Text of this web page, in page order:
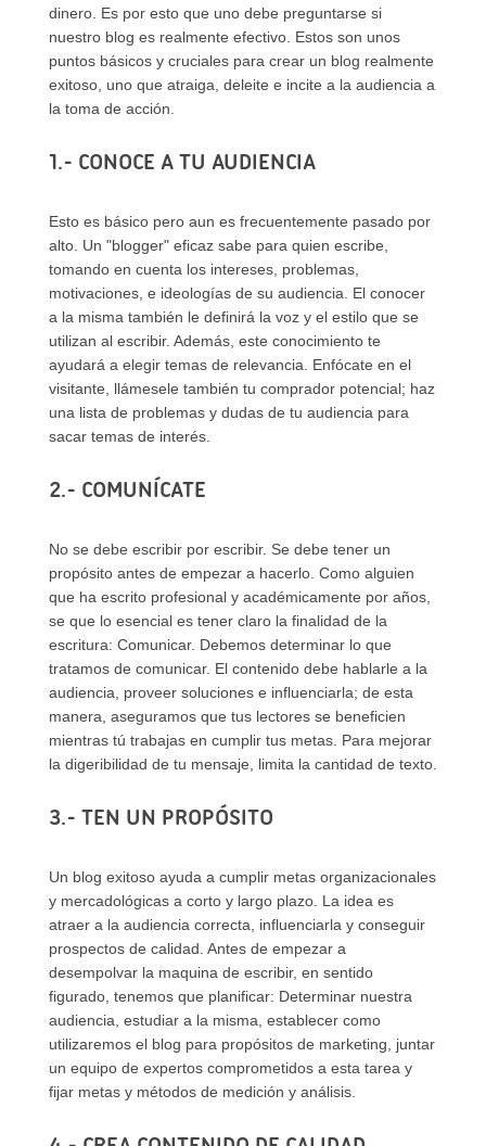
dinero. Es por esto que uno debe preguntarse si
nuestro blog es realmente efectivo. Estos son unos
puntos básicos y cruciales para crear un blog realmente
exitoso, uno que atraiga, deleite e incite a la audiencia a
la toma de acción.
1.- CONOCE A TU AUDIENCIA
Esto es básico pero aun es frecuentemente pasado por
alto. Un "blogger" eficaz sabe para quien escribe,
tomando en cuenta los intereses, problemas,
motivaciones, e ideologías de su audiencia. El conocer
a la misma también le definirá la voz y el estilo que se
utilizan al escribir. Además, este conocimiento te
ayudará a elegir temas de relevancia. Enfócate en el
visitante, llámesele también tu comprador potencial; haz
una lista de problemas y dudas de tu audiencia para
sacar temas de interés.
2.- COMUNÍCATE
No se debe escribir por escribir. Se debe tener un
propósito antes de empezar a hacerlo. Como alguien
que ha escrito profesional y académicamente por años,
se que lo esencial es tener claro la finalidad de la
escritura: Comunicar. Debemos determinar lo que
tratamos de comunicar. El contenido debe hablarle a la
audiencia, proveer soluciones e influenciarla; de esta
manera, aseguramos que tus lectores se beneficien
mientras tú trabajas en cumplir tus metas. Para mejorar
la digeribilidad de tu mensaje, limita la cantidad de texto.
3.- TEN UN PROPÓSITO
Un blog exitoso ayuda a cumplir metas organizacionales
y mercadológicas a corto y largo plazo. La idea es
atraer a la audiencia correcta, influenciarla y conseguir
prospectos de calidad. Antes de empezar a
desempolvar la maquina de escribir, en sentido
figurado, tenemos que planificar: Determinar nuestra
audiencia, estudiar a la misma, establecer como
utilizaremos el blog para propósitos de marketing, juntar
un equipo de expertos comprometidos a esta tarea y
fijar metas y métodos de medición y análisis.